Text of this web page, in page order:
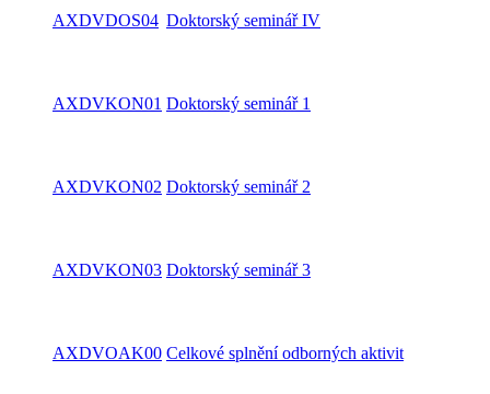
AXDVDOS04 Doktorský seminář IV
AXDVKON01 Doktorský seminář 1
AXDVKON02 Doktorský seminář 2
AXDVKON03 Doktorský seminář 3
AXDVOAK00 Celkové splnění odborných aktivit